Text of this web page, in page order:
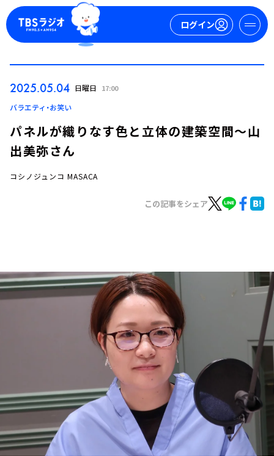
ログイン
ログイン
お知らせ
イベント・グッズ
2025.05.04 日曜日 17:00
バラエティ・お笑い
パネルが織りなす色と立体の建築空間～山
出美弥さん
コシノジュンコ MASACA
この記事をシェア